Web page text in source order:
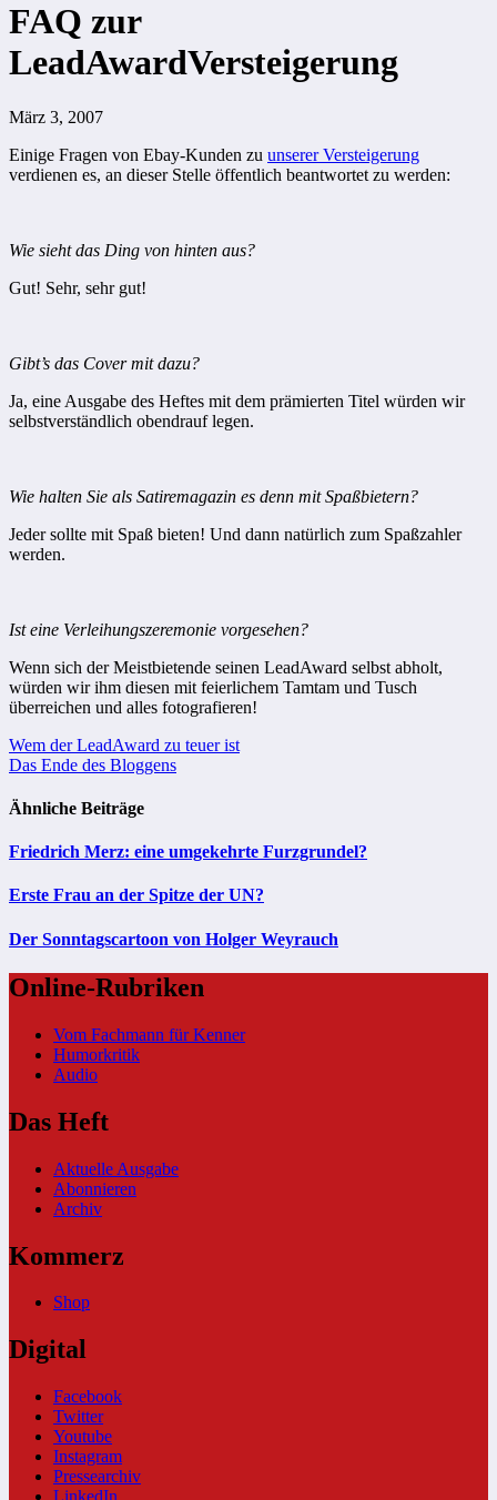
FAQ zur
LeadAwardVersteigerung
März 3, 2007
Einige Fragen von Ebay-Kunden zu unserer Versteigerung
verdienen es, an dieser Stelle öffentlich beantwortet zu werden:
Wie sieht das Ding von hinten aus?
Gut! Sehr, sehr gut!
Gibt’s das Cover mit dazu?
Ja, eine Ausgabe des Heftes mit dem prämierten Titel würden wir
selbstverständlich obendrauf legen.
Wie halten Sie als Satiremagazin es denn mit Spaßbietern?
Jeder sollte mit Spaß bieten! Und dann natürlich zum Spaßzahler
werden.
Ist eine Verleihungszeremonie vorgesehen?
Wenn sich der Meistbietende seinen LeadAward selbst abholt,
würden wir ihm diesen mit feierlichem Tamtam und Tusch
überreichen und alles fotografieren!
Beitragsnavigation
Wem der LeadAward zu teuer ist
Das Ende des Bloggens
Ähnliche Beiträge
Friedrich Merz: eine umgekehrte Furzgrundel?
Erste Frau an der Spitze der UN?
Der Sonntagscartoon von Holger Weyrauch
Online-Rubriken
Vom Fachmann für Kenner
Humorkritik
Audio
Das Heft
Aktuelle Ausgabe
Abonnieren
Archiv
Kommerz
Shop
Digital
Facebook
Twitter
Youtube
Instagram
Pressearchiv